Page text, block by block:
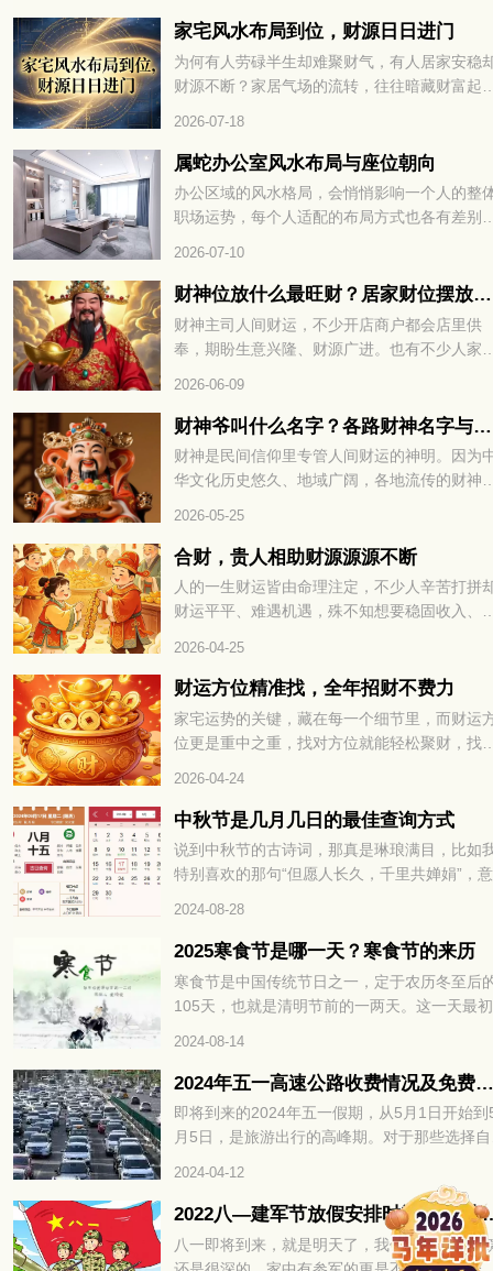
帘来调整气场？今天就顺着大家关心的这点，
聊入户过道的装修搭配和相关风水讲究。
家宅风水布局到位，财源日日进门
为何有人劳碌半生却难聚财气，有人居家安稳
财源不断？家居气场的流转，往往暗藏财富起
节，错失聚财良机。找准方位理顺气场，才能
福运与财气常驻家门，家宅风水布局到位，财
日日进门。想知道具体如何打造招财旺运的居
格局，不妨继续往下细看。
2026-07-18
属蛇办公室风水布局与座位朝向
办公区域的风水格局，会悄悄影响一个人的整
职场运势，每个人适配的布局方式也各有差别
气场。那生肖属蛇的朋友，办公座位适合朝哪
方向，整体空间该怎么布置？下面一起来看看
2026-07-10
财神位放什么最旺财？居家财位摆放技巧分享
财神主司人间财运，不少开店商户都会店里供
奉，期盼生意兴隆、财源广进。也有不少人家
2026-06-09
财神爷叫什么名字？各路财神名字与来历大全
财神是民间信仰里专管人间财运的神明。因为
华文化历史悠久、地域广阔，各地流传的财神
来历与寓意。
2026-05-25
合财，贵人相助财源源源不断
人的一生财运皆由命理注定，不少人辛苦打拼
财运平平、难遇机遇，殊不知想要稳固收入、
的命理奥秘。
2026-04-25
财运方位精准找，全年招财不费力
家宅运势的关键，藏在每一个细节里，而财运
位更是重中之重，找对方位就能轻松聚财，找
心关键，财运方位。掌握对的方法，不用刻意
力，就能让财富主动靠近，财运方位精准找，
年招财不费力，接下来就为大家详细拆解如何
2026-04-24
中秋节是几月几日的最佳查询方式
说到中秋节的古诗词，那真是琳琅满目，比如
特别喜欢的那句“但愿人长久，千里共婵娟”，
八月十五。那你知道阳历中2024年中秋节是几
几日吗？
2024-08-28
2025寒食节是哪一天？寒食节的来历
寒食节是中国传统节日之一，定于农历冬至后
105天，也就是清明节前的一两天。这一天最
承了两千多年，曾被誉为中国民间最大的祭日
那么，2025寒食节是哪一天呢？让我们一起来
看吧。
2024-08-14
2024年五一高速公路收费情况及免费时间
即将到来的2024年五一假期，从5月1日开始到
月5日，是旅游出行的高峰期。对于那些选择
够免通行费。通常情况下，五一高速公路会有
费时间段，但每年的具体时间都不尽相同。所
以，让我们一同前往黄历小编的指导下，了解
下2024年五一高速公路的免费时间，以便更好
2024-04-12
2022八—建军节放假安排
八一即将到来，就是明天了，我们对八一的印